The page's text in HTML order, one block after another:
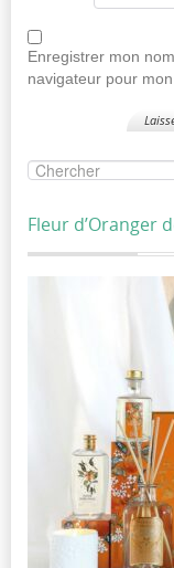
Enregistrer mon
navigateur pour
Fleur d’Oranger